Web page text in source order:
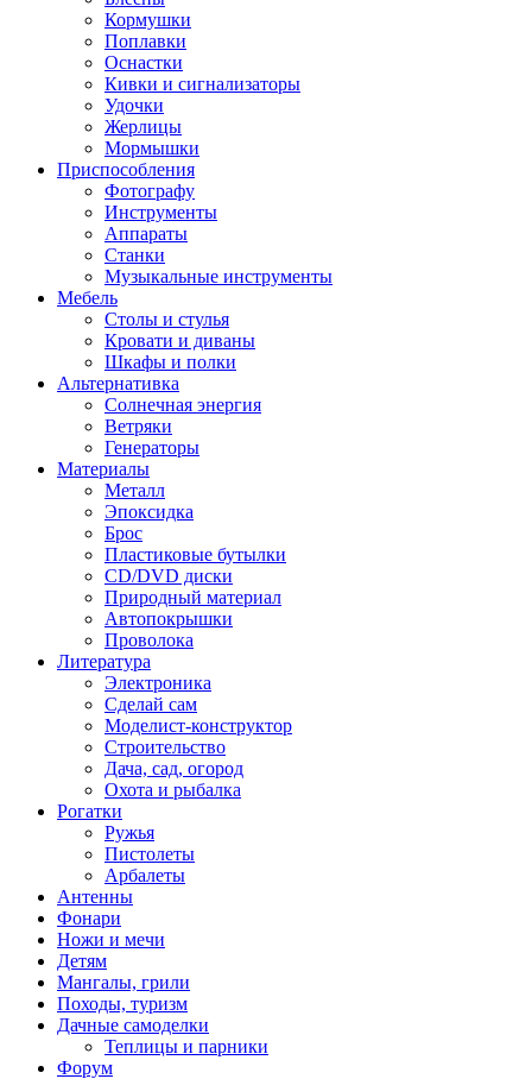
Кормушки
Поплавки
Оснастки
Кивки и сигнализаторы
Удочки
Жерлицы
Мормышки
Приспособления
Фотографу
Инструменты
Аппараты
Станки
Музыкальные инструменты
Мебель
Столы и стулья
Кровати и диваны
Шкафы и полки
Альтернативка
Солнечная энергия
Ветряки
Генераторы
Материалы
Металл
Эпоксидка
Брос
Пластиковые бутылки
CD/DVD диски
Природный материал
Автопокрышки
Проволока
Литература
Электроника
Сделай сам
Моделист-конструктор
Строительство
Дача, сад, огород
Охота и рыбалка
Рогатки
Ружья
Пистолеты
Арбалеты
Антенны
Фонари
Ножи и мечи
Детям
Мангалы, грили
Походы, туризм
Дачные самоделки
Теплицы и парники
Форум